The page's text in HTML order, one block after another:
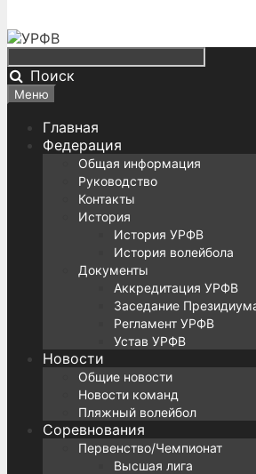
Поиск
Меню
Главная
Федерация
Общая информация
Руководство
Контакты
История
История УРФВ
История волейбола
Документы
Аккредитация УРФВ
Заседание
Регламент УРФВ
Устав УРФВ
Новости
Общие новости
Новости команд
Пляжный волейбол
Соревнования
Первенство/Чемпионат
Высшая лига